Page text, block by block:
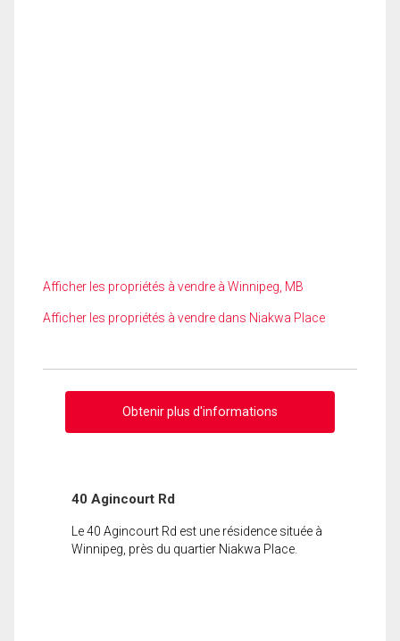
Afficher les propriétés à vendre à Winnipeg, MB
Afficher les propriétés à vendre dans Niakwa Place
Obtenir plus d'informations
40 Agincourt Rd
Le 40 Agincourt Rd est une résidence située à
Winnipeg, près du quartier Niakwa Place.